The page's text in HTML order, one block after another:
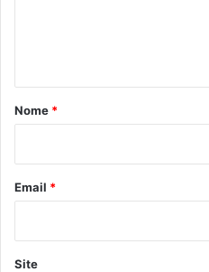
r
*
Nome *
Email *
Site